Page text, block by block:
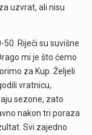
uzvrat, ali nisu
Riječi su suvišne
mi je što ćemo
za Kup. Željeli
vratnicu,
sezone, zato
nakon tri poraza
Svi zajedno